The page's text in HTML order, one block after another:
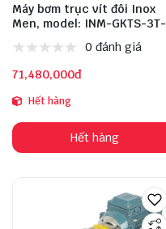
Máy bơm trục vít đôi Inox
Men, model: INM-GKTS-3T-
0 đánh giá
71,480,000đ
Hết hàng
Hết hàng